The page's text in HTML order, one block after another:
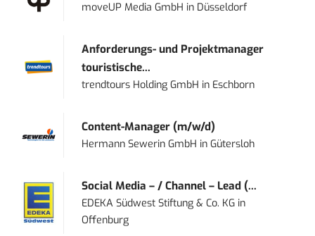
moveUP Media GmbH in Düsseldorf
Anforderungs- und Projektmanager
touristische...
trendtours Holding GmbH in Eschborn
Content-Manager (m/w/d)
Hermann Sewerin GmbH inGütersloh
Social Media – / Channel – Lead (...
EDEKA Südwest Stiftung & Co. KG in
Offenburg